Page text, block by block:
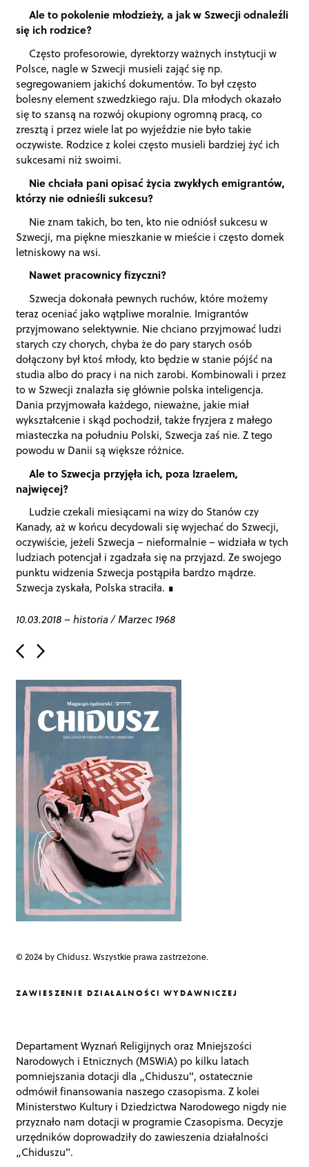
Ale to pokolenie młodzieży, a jak w Szwecji odnaleźli
się ich rodzice?
Często profesorowie, dyrektorzy ważnych instytucji w
Polsce, nagle w Szwecji musieli zająć się np.
segregowaniem jakichś dokumentów. To był często
bolesny element szwedzkiego raju. Dla młodych okazało
się to szansą na rozwój okupiony ogromną pracą, co
zresztą i przez wiele lat po wyjeździe nie było takie
oczywiste. Rodzice z kolei często musieli bardziej żyć ich
sukcesami niż swoimi.
Nie chciała pani opisać życia zwykłych emigrantów,
którzy nie odnieśli sukcesu?
Nie znam takich, bo ten, kto nie odniósł sukcesu w
Szwecji, ma piękne mieszkanie w mieście i często domek
letniskowy na wsi.
Nawet pracownicy fizyczni?
Szwecja dokonała pewnych ruchów, które możemy
teraz oceniać jako wątpliwe moralnie. Imigrantów
przyjmowano selektywnie. Nie chciano przyjmować ludzi
starych czy chorych, chyba że do pary starych osób
dołączony był ktoś młody, kto będzie w stanie pójść na
studia albo do pracy i na nich zarobi. Kombinowali i przez
to w Szwecji znalazła się głównie polska inteligencja.
Dania przyjmowała każdego, nieważne, jakie miał
wykształcenie i skąd pochodził, także fryzjera z małego
miasteczka na południu Polski, Szwecja zaś nie. Z tego
powodu w Danii są większe różnice.
Ale to Szwecja przyjęła ich, poza Izraelem,
najwięcej?
Ludzie czekali miesiącami na wizy do Stanów czy
Kanady, aż w końcu decydowali się wyjechać do Szwecji,
oczywiście, jeżeli Szwecja – nieformalnie – widziała w tych
ludziach potencjał i zgadzała się na przyjazd. Ze swojego
punktu widzenia Szwecja postąpiła bardzo mądrze.
Szwecja zyskała, Polska straciła.
10.03.2018–historia/Marzec 1968
P
o
a
t
i
o
n
© 2024 by Chidusz. Wszystkie prawa zastrzeżone.
ZAWIESZENIE DZIAŁALNOŚCI WYDAWNICZEJ
Departament Wyznań Religijnych oraz Mniejszości
Narodowych i Etnicznych (MSWiA) po kilku latach
pomniejszania dotacji dla „Chiduszu", ostatecznie
odmówił finansowania naszego czasopisma. Z kolei
Ministerstwo Kultury i Dziedzictwa Narodowego nigdy nie
przyznało nam dotacji w programie Czasopisma. Decyzje
urzędników doprowadziły do zawieszenia działalności
„Chiduszu".